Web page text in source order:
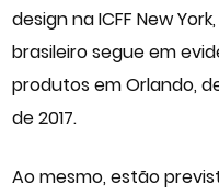
design na ICFF New
brasileiro segue em
produtos em Orlando,
de 2017.
Ao mesmo, estão